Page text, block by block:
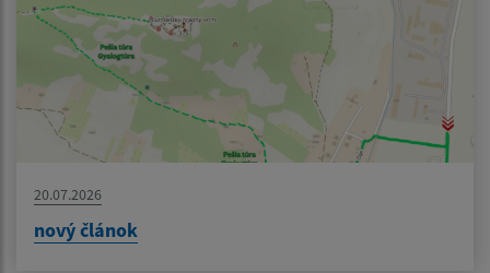
20.07.2026
nový článok